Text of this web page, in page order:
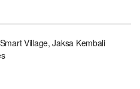
Village, Jaksa Kembali